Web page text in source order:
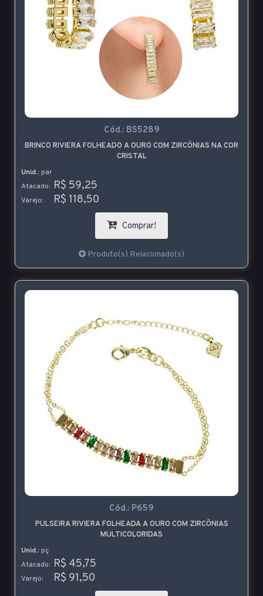
Cód.: BS5289
BRINCO RIVIERA FOLHEADO A OURO COM ZIRCÔNIAS NA COR
CRISTAL
Unid.: par
Atacado: R$ 59,25
Varejo: R$ 118,50
Comprar!
Produto(s) Relacionado(s)
Cód.: P659
PULSEIRA RIVIERA FOLHEADA A OURO COM ZIRCÔNIAS
MULTICOLORIDAS
Unid.: pç
Atacado: R$ 45,75
Varejo: R$ 91,50